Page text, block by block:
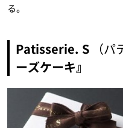
る。
Patisserie. S（パ
ーズケーキ』